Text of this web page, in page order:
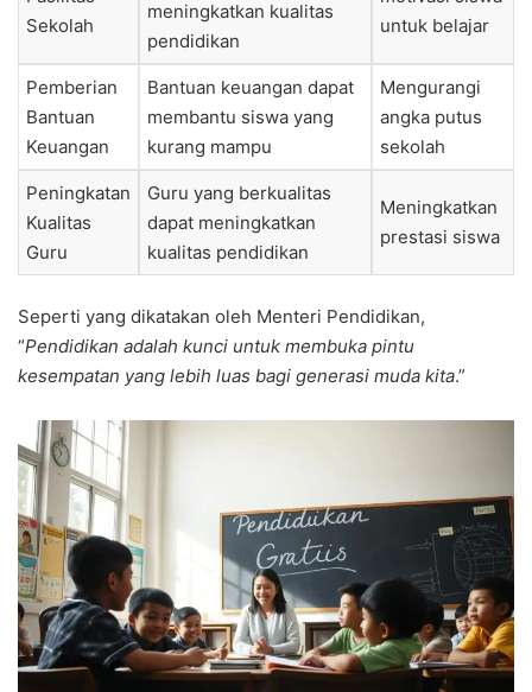
Sekolah
meningkatkan kualitas
pendidikan
untuk belajar
Pemberian
Bantuan
Keuangan
Bantuan keuangan dapat
membantu siswa yang
kurang mampu
Mengurangi
angka putus
sekolah
Peningkatan
Kualitas
Guru
Guru yang berkualitas
dapat meningkatkan
kualitas pendidikan
Meningkatkan
prestasi siswa
Seperti yang dikatakan oleh Menteri Pendidikan,
“Pendidikan adalah kunci untuk membuka pintu
kesempatan yang lebih luas bagi generasi muda kita.”